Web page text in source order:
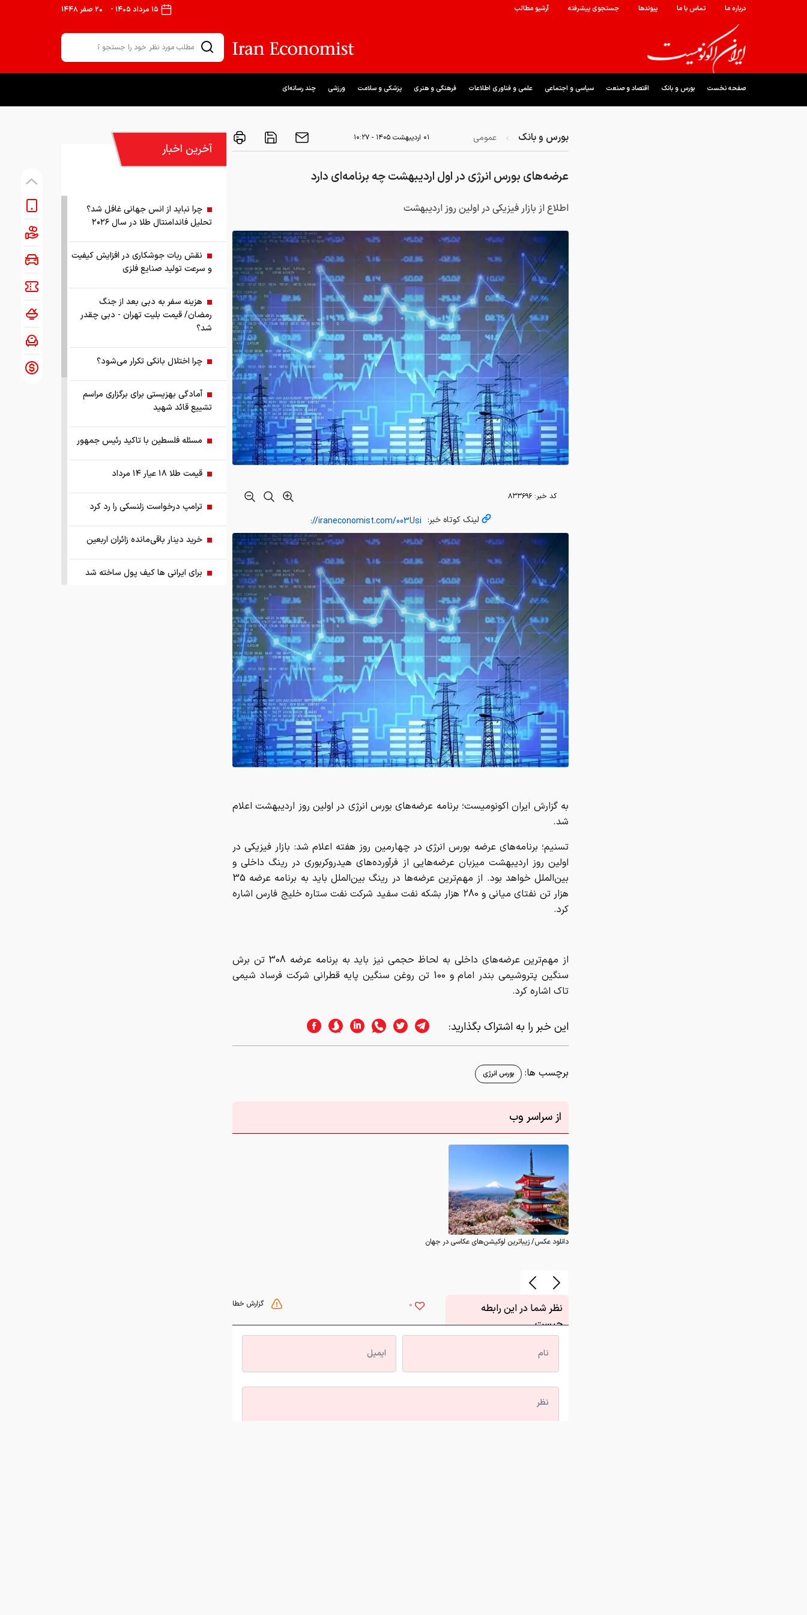
درباره ما تماس با ما پیوندها جستجوی پیشرفته آرشیو مطالب ۱۵ مرداد ۱۴۰۵ - ۲۰ صفر ۱۴۴۸
صفحه نخست بورس و بانک اقتصاد و صنعت سیاسی و اجتماعی علمی و فناوری اطلاعات فرهنگی و هنری پزشکی و سلامت ورزشی چند رسانه‌ای
بورس و بانک عمومی ۰۱ ارديبهشت ۱۴۰۵ - ۱۰:۲۷
عرضه‌های بورس انرژی در اول اردیبهشت چه برنامه‌ای دارد
اطلاع از بازار فیزیکی در اولین روز اردیبهشت
کد خبر: ۸۳۳۶۹۶
لینک کوتاه خبر:
به گزارش ایران اکونومیست؛ برنامه عرضه‌های بورس انرژی در اولین روز اردیبهشت اعلام
شد.
تسنیم؛ برنامه‌های عرضه بورس انرژی در چهارمین روز هفته اعلام شد: بازار فیزیکی در
اولین روز اردیبهشت میزبان عرضه‌هایی از فرآورده‌های هیدروکربوری در رینگ داخلی و
بین‌الملل خواهد بود. از مهم‌ترین عرضه‌ها در رینگ بین‌الملل باید به برنامه عرضه 35
هزار تن نفتای میانی و 280 هزار بشکه نفت سفید شرکت نفت ستاره خلیج فارس اشاره
کرد.
از مهم‌ترین عرضه‌های داخلی به لحاظ حجمی نیز باید به برنامه عرضه 308 تن برش
سنگین پتروشیمی بندر امام و 100 تن روغن سنگین پایه قطرانی شرکت فرساد شیمی
تاک اشاره کرد.
این خبر را به اشتراک بگذارید:
برچسب ها: بورس انرژی
از سراسر وب
دانلود عکس/ زیباترین لوکیشن‌های عکاسی در جهان
گزارش خطا 0
نظر شما در این رابطه
چیست
آخرین اخبار
چرا نباید از انس جهانی غافل شد؟
تحلیل فاندامنتال طلا در سال ۲۰۲۶
نقش ربات جوشکاری در افزایش کیفیت
و سرعت تولید صنایع فلزی
هزینه سفر به دبی بعد از جنگ
رمضان/ قیمت بلیت تهران - دبی چقدر
شد؟
چرا اختلال بانکی تکرار می‌شود؟
آمادگی بهزیستی برای برگزاری مراسم
تشییع قائد شهید
مسئله فلسطین با تاکید رئیس جمهور
قیمت طلا ۱۸ عیار ۱۴ مرداد
ترامپ درخواست زلنسکی را رد کرد
خرید دینار باقی‌مانده زائران اربعین
برای ایرانی ها کیف پول ساخته شد